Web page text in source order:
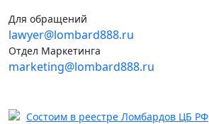
Для обращений
lawyer@lombard888.ru
Отдел Маркетинга
marketing@lombard888.ru
Состоим в реестре Ломбардов ЦБ РФ